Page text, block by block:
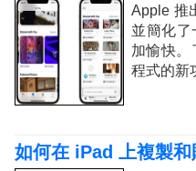
Apple 推
並簡化了
加愉快。
程式的新
如何在 iPad 上複製